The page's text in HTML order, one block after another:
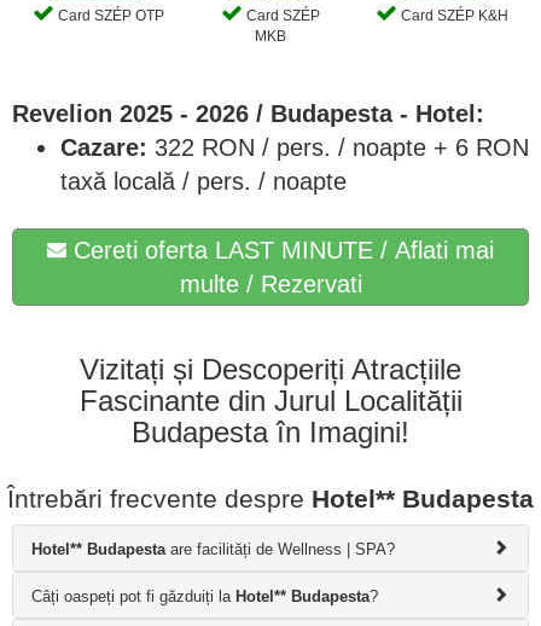
Card SZÉP OTP
Card SZÉP
MKB
Card SZÉP K&H
Revelion 2025 - 2026 / Budapesta - Hotel:
Cazare: 322 RON / pers. / noapte + 6 RON
taxă locală / pers. / noapte
Cereti oferta LAST MINUTE / Aflati mai
multe / Rezervati
Vizitați și Descoperiți Atracțiile
Fascinante din Jurul Localității
Budapesta în Imagini!
Întrebări frecvente despre Hotel** Budapesta
Hotel** Budapestaare facilități de Wellness | SPA?
Câți oaspeți pot fi găzduiți la Hotel** Budapesta?